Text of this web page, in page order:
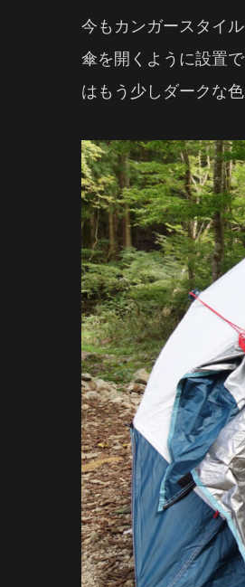
今もカンガースタイ
傘を開くように設置
はもう少しダークな